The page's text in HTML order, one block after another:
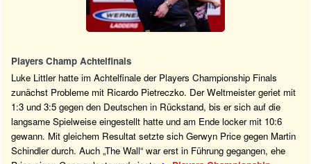
Players Champ Achtelfinals
Luke Littler hatte im Achtelfinale der Players Championship Finals
zunächst Probleme mit Ricardo Pietreczko. Der Weltmeister geriet mit
1:3 und 3:5 gegen den Deutschen in Rückstand, bis er sich auf die
langsame Spielweise eingestellt hatte und am Ende locker mit 10:6
gewann. Mit gleichem Resultat setzte sich Gerwyn Price gegen Martin
Schindler durch. Auch „The Wall“ war erst in Führung gegangen, ehe